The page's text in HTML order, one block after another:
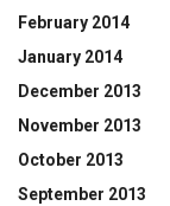
February 2014
January 2014
December 2013
November 2013
October 2013
September 2013